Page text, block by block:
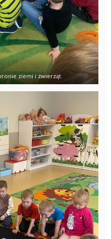
ziemi i zwierząt.